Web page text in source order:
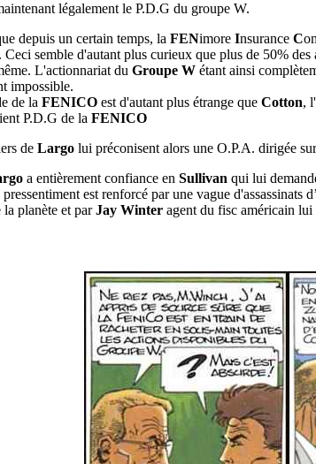
légalement le P.D.G du groupe W.
depuis un certain temps, la FENimore Insurance C
. Ceci semble d'autant plus curieux que plus de 50% des
L'actionnariat du Groupe W étant ainsi
impossible.
de la FENICO est d'autant plus étrange que Cotton,
P.D.G de la FENICO
de Largo lui préconisent alors une O.P.A. dirigée
a entièrement confiance en Sullivan qui lui
est renforcé par une vague d'assassinats
planète et parJay Winter agent du fisc américain lui